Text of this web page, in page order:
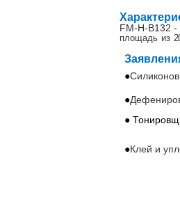
FM-H-B132 -
площадь из
●
●
●
●Клей и